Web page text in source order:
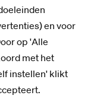
en voor
op 'Alle
met het
instellen' klikt